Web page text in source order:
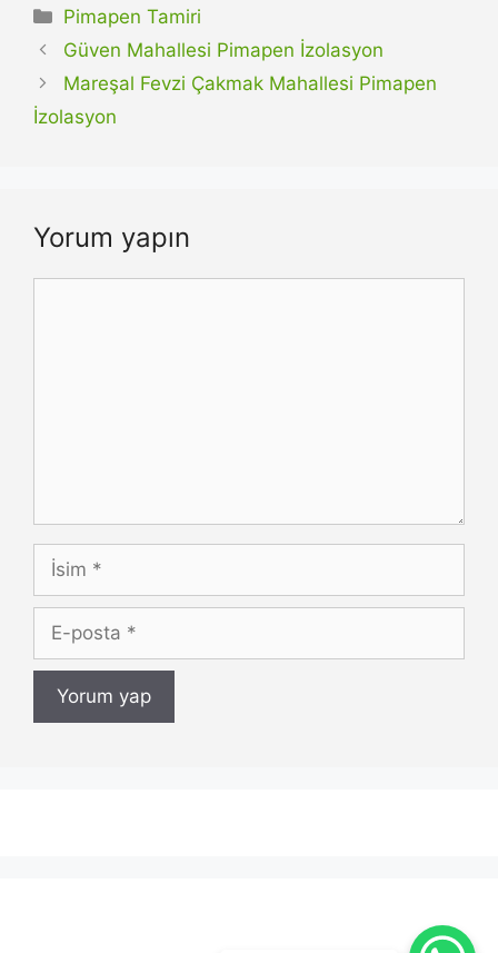
Kategoriler
Pimapen Tamiri
Güven Mahallesi Pimapen İzolasyon
Mareşal Fevzi Çakmak Mahallesi Pimapen
İzolasyon
Yorum yapın
İsim
posta